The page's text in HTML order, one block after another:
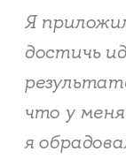
Я
достичь
что у
я